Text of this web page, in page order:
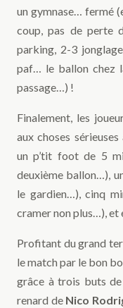
un gymnase… fermé
coup, pas de perte
parking, 2-3
paf… le ballon chez
passage…) !
Finalement, les
aux choses
un p’tit foot de 5
deuxième ballon…),
le gardien…), cinq
cramer non plus…), et
Profitant du grand
le match par le bon
grâce à trois buts de
renard de Nico